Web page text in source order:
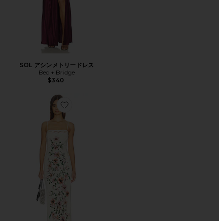
SOL アシンメトリードレス
Bec + Bridge
$340
Favorite CAMELIA ドレス